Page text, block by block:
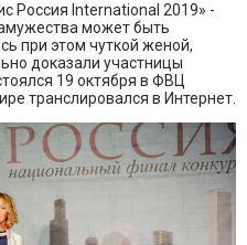
Россия International 2019» -
может быть
при этом чуткой женой,
доказали участницы
19 октября в ФВЦ
транслировался в Интернет.